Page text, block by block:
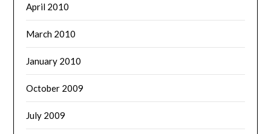
April 2010
March 2010
January 2010
October 2009
July 2009